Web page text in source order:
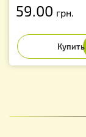
59.00 грн.